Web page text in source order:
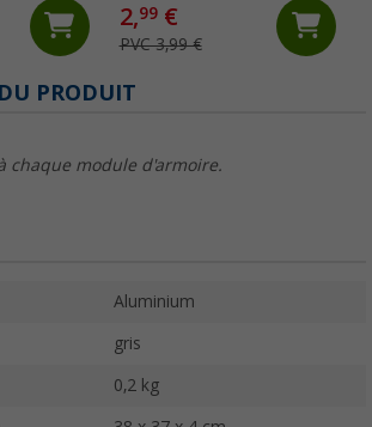
2,99€
PVC 3,99 €
PRODUIT
chaque module d'armoire.
Aluminium
gris
0,2 kg